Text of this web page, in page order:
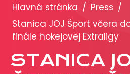
Brandy
Produkty
PRODUKCIA
Hlavná stránka / Press /
Stanica JOJ Šport včera
finále hokejovej Extraligy
STANICA